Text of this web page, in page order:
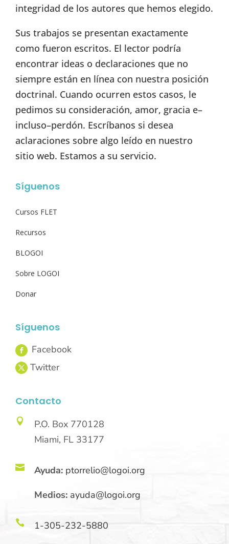
integridad de los autores que hemos elegido.
Sus trabajos se presentan exactamente
como fueron escritos. El lector podría
encontrar ideas o declaraciones que no
siempre están en línea con nuestra posición
doctrinal. Cuando ocurren estos casos, le
pedimos su consideración, amor, gracia e–
incluso–perdón. Escríbanos si desea
aclaraciones sobre algo leído en nuestro
sitio web. Estamos a su servicio.
Síguenos
Cursos FLET
Recursos
BLOGOI
Sobre LOGOI
Donar
Síguenos
Contacto

P.O. Box 770128
Miami, FL 33177
 Ayuda: ptorrelio@logoi.org
Medios: ayuda@logoi.org
 1-305-232-5880